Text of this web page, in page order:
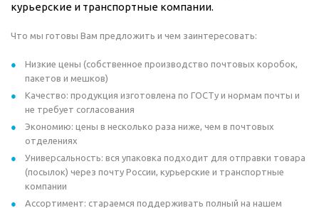
курьерские и транспортные компании.
Что мы готовы Вам предложить и чем заинтересовать:
Низкие цены (собственное производство почтовых коробок,
пакетов и мешков)
Качество: продукция изготовлена по ГОСТу и нормам почты и
не требует согласования
Экономию: цены в несколько раза ниже, чем в почтовых
отделениях
Универсальность: вся упаковка подходит для отправки товара
(посылок) через почту России, курьерские и транспортные
компании
Ассортимент: стараемся поддерживать полный на нашем